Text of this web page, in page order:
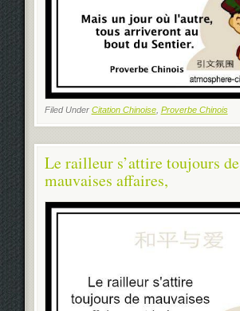
Filed Under Citation Chinoise, Proverbe Chinois
Le railleur s’attire toujours de
mauvaises affaires,